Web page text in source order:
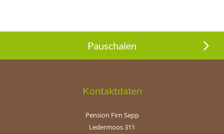
Pauschalen
Kontaktdaten
Pension Firn Sepp
Ledermoos 311